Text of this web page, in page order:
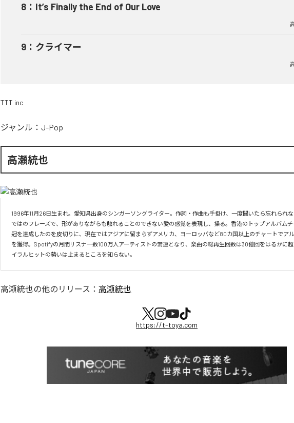
8 ： It’s Finally the End of Our Love
9 ： クライマー
TTT inc
ジャンル： J-Pop
高瀬統也
1996年11月26日生まれ。愛知県出身のシンガーソングライター。作詞・作曲も手掛け、一度聞いたら忘れられ
ではのフレーズで、形がありながらも触れることのできない愛の感覚を表現し、操る。香港のトップアルバムチ
冠を達成したのを皮切りに、現在ではアジアに留まらずアメリカ、ヨーロッパなど80カ国以上のチャートでア
を獲得。Spotifyの月間リスナー数100万人アーティストの常連となり、楽曲の総再生回数は30億回をはるかに
イラルヒットの勢いは止まるところを知らない。
高瀬統也の他のリリース： 高瀬統也
https://t-toya.com